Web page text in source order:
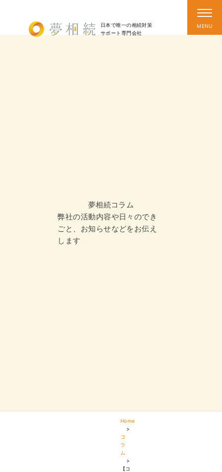
日本で唯一の相続対策
サポート 専門会社
夢相続コラム
弊社の活動内容や日々のでき
ごと、お知らせなどをお伝え
します
Home
>
コ
ラ
ム
>
【コ